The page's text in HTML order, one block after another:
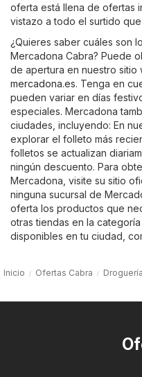
oferta está llena de ofertas
vistazo a todo el surtido
¿Quieres saber cuáles son
Mercadona Cabra? Puede
de apertura en nuestro sitio
mercadona.es. Tenga en
pueden variar en días
especiales. Mercadona
ciudades, incluyendo: En
explorar el folleto más
folletos se actualizan
ningún descuento. Para
Mercadona, visite su sitio
ninguna sucursal de
oferta los productos que
otras tiendas en la
disponibles en tu ciudad,
Inicio Ofertas Cabra